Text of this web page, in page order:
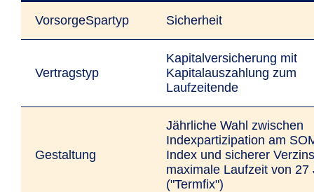
VorsorgeSpartyp Sicherheit
Vertragstyp
Kapitalversicherung mit
Kapitalauszahlung zum
Laufzeitende
Gestaltung
Jährliche Wahl zwischen
Indexpartizipation am
Index und sicherer
maximale Laufzeit von 27
("Termfix")